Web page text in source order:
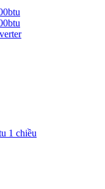
1 chiều